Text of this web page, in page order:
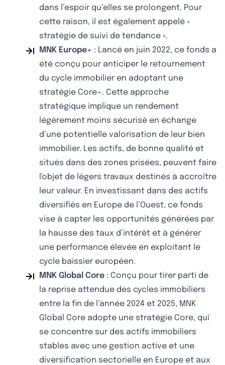
dans l’espoir qu’elles se prolongent. Pour
cette raison, il est également appelé «
stratégie de suivi de tendance ».
MNK Europe+ : Lancé en juin 2022, ce fonds a
été conçu pour anticiper le retournement
du cycle immobilier en adoptant une
stratégie Core+. Cette approche
stratégique implique un rendement
légèrement moins sécurisé en échange
d’une potentielle valorisation de leur bien
immobilier. Les actifs, de bonne qualité et
situés dans des zones prisées, peuvent faire
l'objet de légers travaux destinés à accroître
leur valeur. En investissant dans des actifs
diversifiés en Europe de l’Ouest, ce fonds
vise à capter les opportunités générées par
la hausse des taux d’intérêt et à générer
une performance élevée en exploitant le
cycle baissier européen.
MNK Global Core : Conçu pour tirer parti de
la reprise attendue des cycles immobiliers
entre la fin de l’année 2024 et 2025, MNK
Global Core adopte une stratégie Core, qui
se concentre sur des actifs immobiliers
stables avec une gestion active et une
diversification sectorielle en Europe et aux